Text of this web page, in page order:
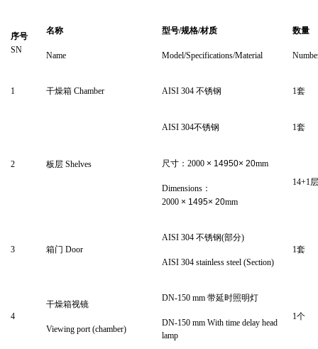
序号
SN
名称
Name
型号/规格/材质
Model/Specifications/Material
数量
1 干燥箱 Chamber AISI 304 不锈钢 1套
2 板层 Shelves
AISI 304不锈钢 1套
尺寸： 2000 × 14950× 20mm
Dimensions ：
2000 × 1495× 20mm
14+1层
3 箱门 Door
AISI 304 不锈钢(部分)
AISI 304 stainless steel (Section)
1套
4
干燥箱视镜
Viewing port (chamber)
DN-150 mm 带延时照明灯
DN-150 mm With time delay head
lamp
1个